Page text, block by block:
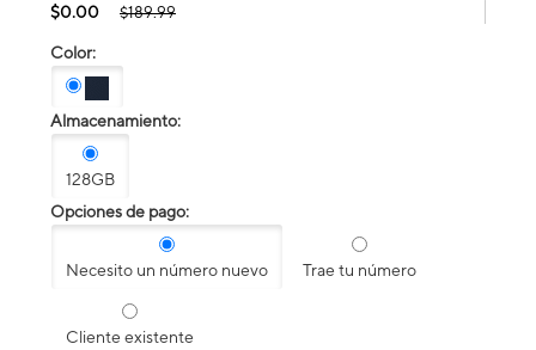
$0.00 $189.99
Color:
Almacenamiento:
128GB
Opciones de pago:
Necesito un número nuevo Trae tu número
Cliente existente